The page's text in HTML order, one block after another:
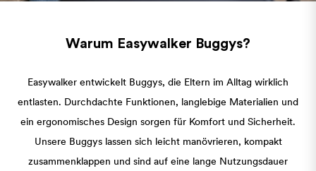
Warum Easywalker Buggys?
Easywalker entwickelt Buggys, die Eltern im Alltag wirklich
entlasten. Durchdachte Funktionen, langlebige Materialien und
ein ergonomisches Design sorgen für Komfort und Sicherheit.
Unsere Buggys lassen sich leicht manövrieren, kompakt
zusammenklappen und sind auf eine lange Nutzungsdauer